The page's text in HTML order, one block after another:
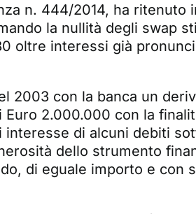
n. 444/2014, ha ritenuto
la nullità degli swap
oltre interessi già
2003 con la banca un
Euro 2.000.000 con la
di alcuni debiti
dello strumento
di eguale importo e con